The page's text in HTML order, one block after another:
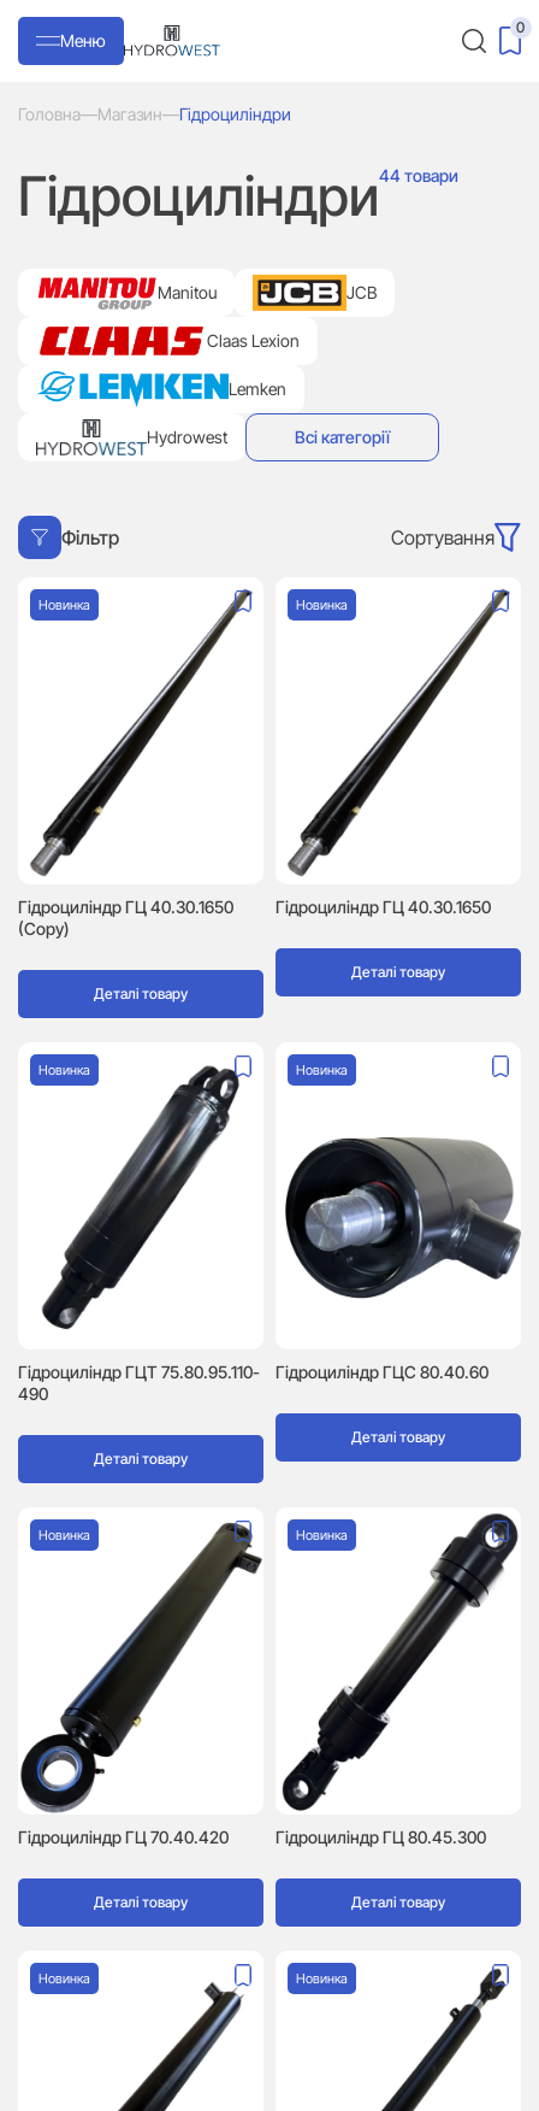
Меню
0
Головна—Магазин—Гідроциліндри
Гідроциліндри44 товари
Manitou JCB
Claas Lexion
Lemken
Hydrowest Всі категорії
Фільтр Сортування
Гідроциліндр ГЦ 40.30.1650
(Copy)
Деталі товару
Новинка
Гідроциліндр ГЦ 40.30.1650
Деталі товару
Новинка
Гідроциліндр ГЦТ 75.80.95.110-
490
Деталі товару
Новинка
Гідроциліндр ГЦC 80.40.60
Деталі товару
Новинка
Гідроциліндр ГЦ 70.40.420
Деталі товару
Новинка
Гідроциліндр ГЦ 80.45.300
Деталі товару
Новинка
Новинка Новинка